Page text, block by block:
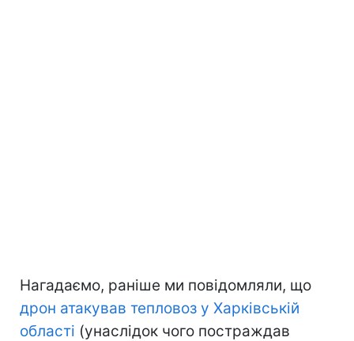
Нагадаємо, раніше ми повідомляли, що
дрон атакував тепловоз у Харківській
області (унаслідок чого постраждав